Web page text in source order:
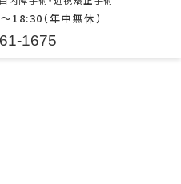
18:30（年中無休）
1675